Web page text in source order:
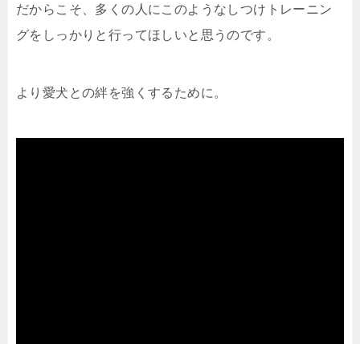
だからこそ、多くの人にこのようなしつけトレーニン
グをしっかりと行ってほしいと思うのです。
より愛犬との絆を強くするために。